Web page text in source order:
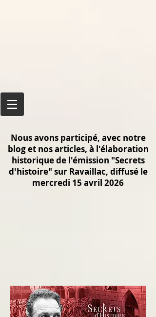
Nous avons participé, avec notre
blog et nos articles, à l'élaboration
historique de l'émission "Secrets
d'histoire" sur Ravaillac, diffusé le
mercredi 15 avril 2026